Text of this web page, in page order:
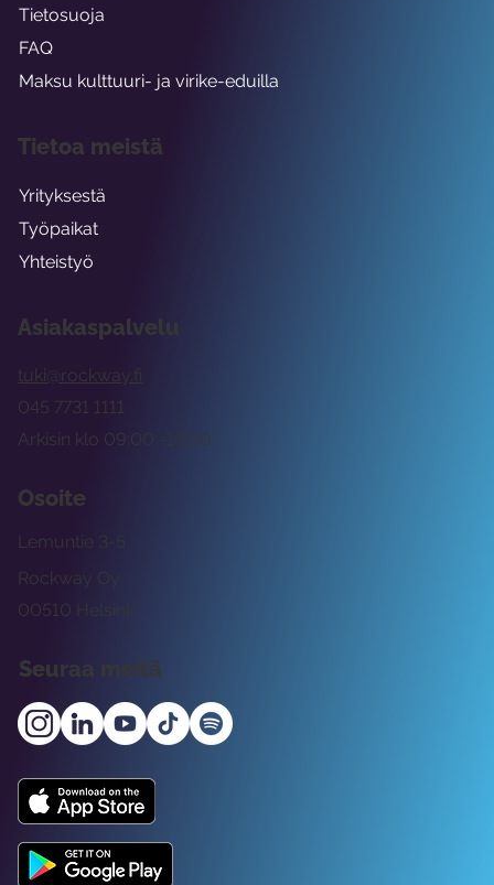
Asiakaspalvelu
tuki@rockway.fi
Arkisin klo 09:00 -15:00
045 7731 1111
Osoite
Rockway Oy
Lemuntie 3-5
00510 Helsinki
Seuraa meitä
Tietosuoja
FAQ
Maksu kulttuuri- ja virike-eduilla
Tietoa meistä
Yrityksestä
Työpaikat
Yhteistyö